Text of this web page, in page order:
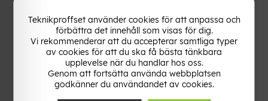
Få de senaste nyheterna, hetaste erbjudandena och
bästa tipsen från oss direkt i din mejlkorg. Signa upp på
vårt nyhetsbrev!
Teknikproffset använder cookies för att anpassa och
förbättra det innehåll som visas för dig.
Vi rekommenderar att du accepterar samtliga typer
av cookies för att du ska få bästa tänkbara
upplevelse när du handlar hos oss.
Genom att fortsätta använda webbplatsen
godkänner du användandet av cookies.